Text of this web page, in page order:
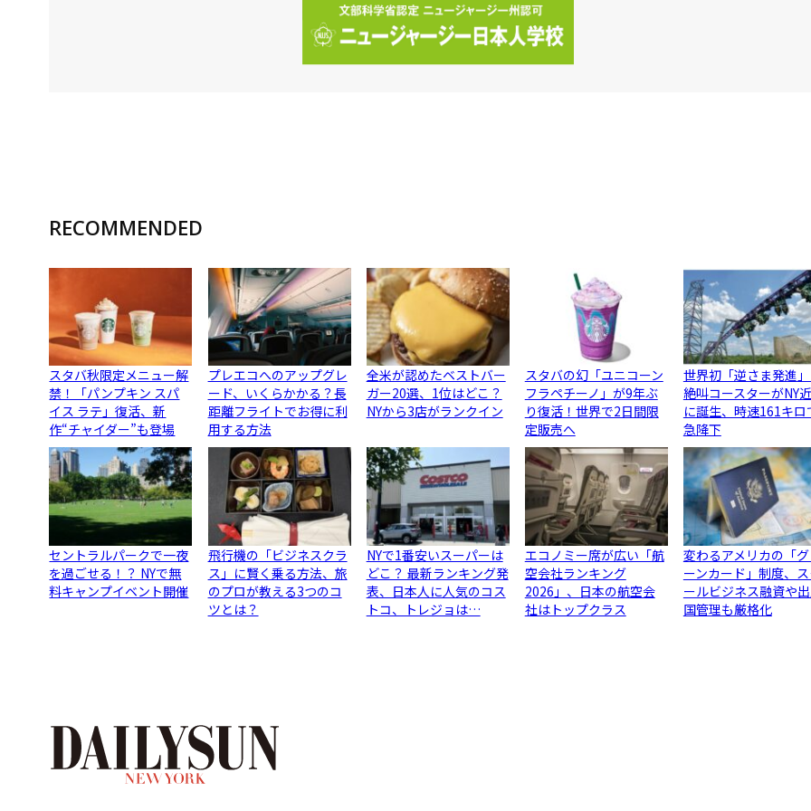
RECOMMENDED
スタバ秋限定メニュー解
禁！「パンプキン スパ
イス ラテ」復活、新
作“チャイダー”も登場
プレエコへのアップグレ
ード、いくらかかる？長
距離フライトでお得に利
用する方法
全米が認めたベストバー
ガー20選、1位はどこ？
NYから3店がランクイン
スタバの幻「ユニコーン
フラペチーノ」が9年ぶ
り復活！世界で2日間限
定販売へ
世界初「逆さま発進
絶叫コースターがNY
に誕生、時速161キロ
急降下
セントラルパークで一夜
を過ごせる！？ NYで無
料キャンプイベント開催
飛行機の「ビジネスクラ
ス」に賢く乗る方法、旅
のプロが教える3つのコ
ツとは？
NYで1番安いスーパーは
どこ？ 最新ランキング発
表、日本人に人気のコス
トコ、トレジョは…
エコノミー席が広い「航
空会社ランキング
2026」、日本の航空会
社はトップクラス
変わるアメリカの「
ーンカード」制度、
ールビジネス融資や
国管理も厳格化